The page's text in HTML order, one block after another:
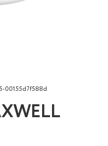
00155d7f588d